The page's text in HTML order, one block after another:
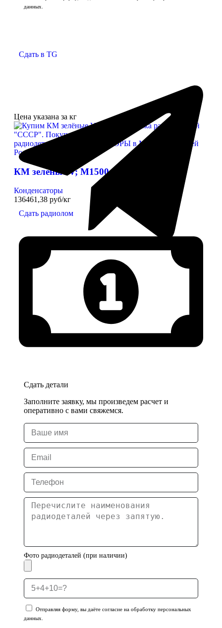
данных.
Сдать в TG
Цена указана за кг
КМ зелёные V; М1500
Конденсаторы
136461,38 руб/кг
Сдать радиолом
Сдать детали
Заполните заявку, мы произведем расчет и
оперативно с вами свяжемся.
Фото радиодеталей (при наличии)
Отправляя форму, вы даёте согласие на обработку персональных
данных.